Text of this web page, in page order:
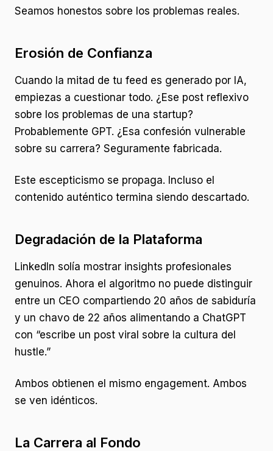
Seamos honestos sobre los problemas reales.
Erosión de Confianza
Cuando la mitad de tu feed es generado por IA,
empiezas a cuestionar todo. ¿Ese post reflexivo
sobre los problemas de una startup?
Probablemente GPT. ¿Esa confesión vulnerable
sobre su carrera? Seguramente fabricada.
Este escepticismo se propaga. Incluso el
contenido auténtico termina siendo descartado.
Degradación de la Plataforma
LinkedIn solía mostrar insights profesionales
genuinos. Ahora el algoritmo no puede distinguir
entre un CEO compartiendo 20 años de sabiduría
y un chavo de 22 años alimentando a ChatGPT
con “escribe un post viral sobre la cultura del
hustle.”
Ambos obtienen el mismo engagement. Ambos
se ven idénticos.
La Carrera al Fondo